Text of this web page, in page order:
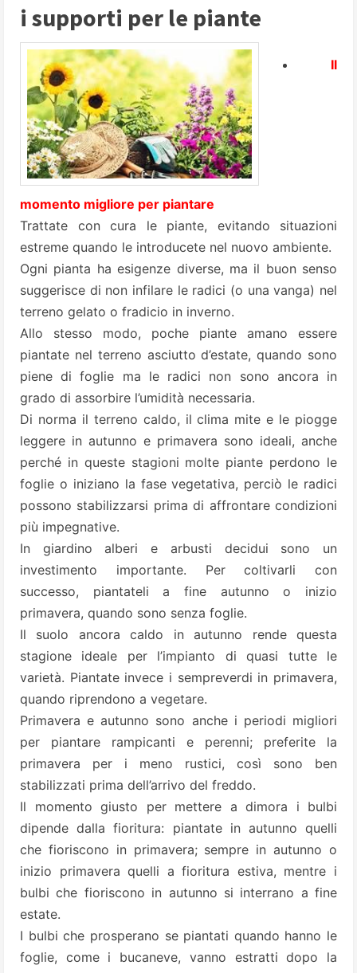
i supporti per le piante
Il
momento migliore per piantare
Trattate con cura le piante, evitando situazioni
estreme quando le introducete nel nuovo ambiente.
Ogni pianta ha esigenze diverse, ma il buon senso
suggerisce di non infilare le radici (o una vanga) nel
terreno gelato o fradicio in inverno.
Allo stesso modo, poche piante amano essere
piantate nel terreno asciutto d’estate, quando sono
piene di foglie ma le radici non sono ancora in
grado di assorbire l’umidità necessaria.
Di norma il terreno caldo, il clima mite e le piogge
leggere in autunno e primavera sono ideali, anche
perché in queste stagioni molte piante perdono le
foglie o iniziano la fase vegetativa, perciò le radici
possono stabilizzarsi prima di affrontare condizioni
più impegnative.
In giardino alberi e arbusti decidui sono un
investimento importante. Per coltivarli con
successo, piantateli a fine autunno o inizio
primavera, quando sono senza foglie.
Il suolo ancora caldo in autunno rende questa
stagione ideale per l’impianto di quasi tutte le
varietà. Piantate invece i sempreverdi in primavera,
quando riprendono a vegetare.
Primavera e autunno sono anche i periodi migliori
per piantare rampicanti e perenni; preferite la
primavera per i meno rustici, così sono ben
stabilizzati prima dell’arrivo del freddo.
Il momento giusto per mettere a dimora i bulbi
dipende dalla fioritura: piantate in autunno quelli
che fioriscono in primavera; sempre in autunno o
inizio primavera quelli a fioritura estiva, mentre i
bulbi che fioriscono in autunno si interrano a fine
estate.
I bulbi che prosperano se piantati quando hanno le
foglie, come i bucaneve, vanno estratti dopo la